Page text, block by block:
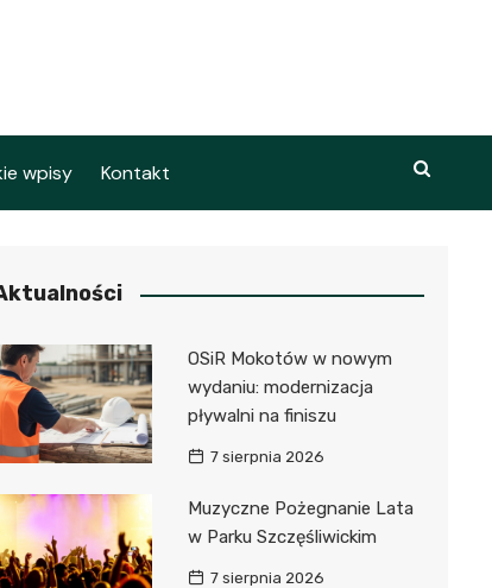
wpisy Kontakt
OSiR Mokotów w nowym
wydaniu: modernizacja
pływalni na finiszu
7 sierpnia 2026
Muzyczne Pożegnanie Lata
w Parku Szczęśliwickim
7 sierpnia 2026